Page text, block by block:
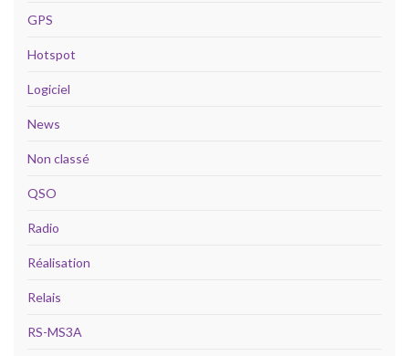
GPS
Hotspot
Logiciel
News
Non classé
QSO
Radio
Réalisation
Relais
RS-MS3A